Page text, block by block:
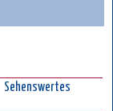
Sehenswertes